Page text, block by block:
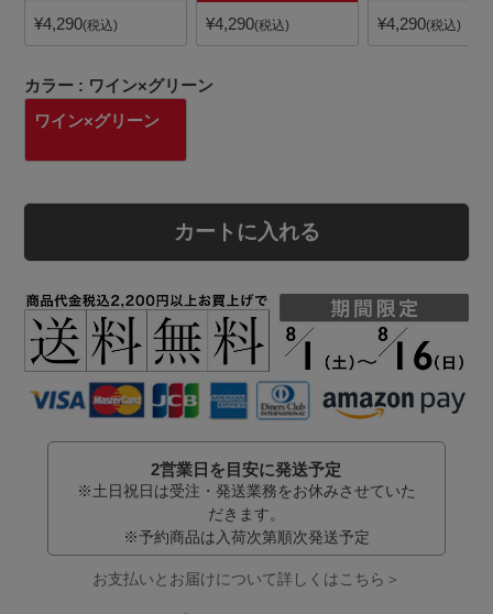
¥4,290 税込 ¥4,290 税込 ¥4,290 税込
カラー
ワイン×グリーン
ワイン×グリーン
カートに入れる
2営業日を目安に発送予定
※土日祝日は受注・発送業務をお休みさせていた
だきます。
※予約商品は入荷次第順次発送予定
お支払いとお届けについて詳しくはこちら＞